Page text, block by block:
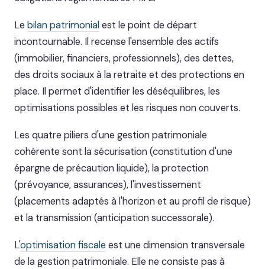
Le bilan patrimonial est le point de départ
incontournable. Il recense l'ensemble des actifs
(immobilier, financiers, professionnels), des dettes,
des droits sociaux à la retraite et des protections en
place. Il permet d'identifier les déséquilibres, les
optimisations possibles et les risques non couverts.
Les quatre piliers d'une gestion patrimoniale
cohérente sont la sécurisation (constitution d'une
épargne de précaution liquide), la protection
(prévoyance, assurances), l'investissement
(placements adaptés à l'horizon et au profil de risque)
et la transmission (anticipation successorale).
L'optimisation fiscale est une dimension transversale
de la gestion patrimoniale. Elle ne consiste pas à